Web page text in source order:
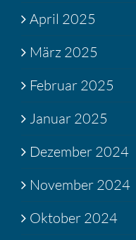
April 2025
März 2025
Februar 2025
Januar 2025
Dezember 2024
November 2024
Oktober 2024